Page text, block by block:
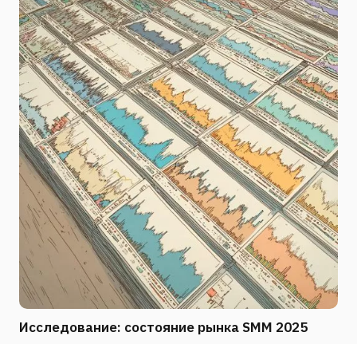
Исследование: состояние рынка SMM 2025